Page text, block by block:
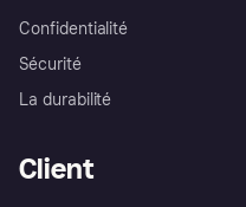
Confidentialité
Sécurité
La durabilité
Client